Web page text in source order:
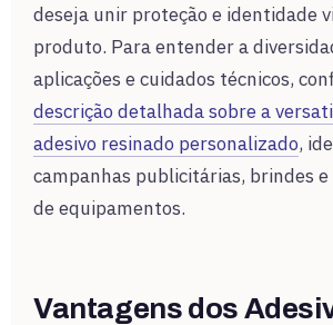
deseja unir proteção e identidade
produto. Para entender a
aplicações e cuidados técnicos,
descrição detalhada sobre a
adesivo resinado personalizado,
campanhas publicitárias, brindes
de equipamentos.
Vantagens dos